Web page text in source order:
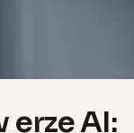
erze AI: